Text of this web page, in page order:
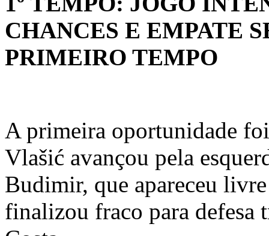
CHANCES E EMPATE
PRIMEIRO TEMPO
A primeira oportunidade
Vlašić avançou pela
Budimir, que apareceu livre
finalizou fraco para defesa